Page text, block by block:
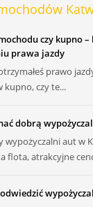
czy kupno
prawa jazdy
prawo
kupno, czy te...
dobrą
wypożyczalni aut w
flota, atrakcyjne